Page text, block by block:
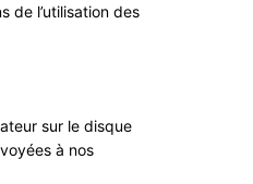
de l’utilisation des
sur le disque
à nos